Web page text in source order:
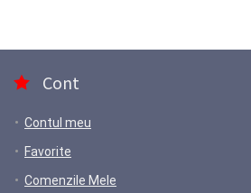
Cont
Contul meu
Favorite
Comenzile Mele